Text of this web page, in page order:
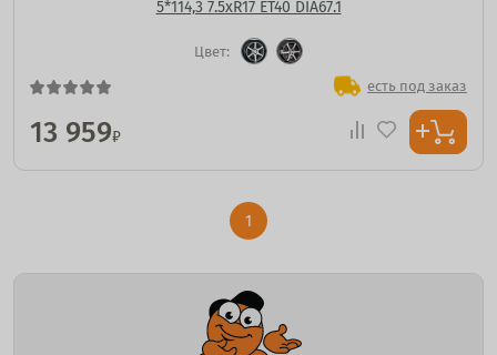
5*114,3 7.5xR17 ET40 DIA67.1
Цвет:
есть под заказ
13 959₽
1